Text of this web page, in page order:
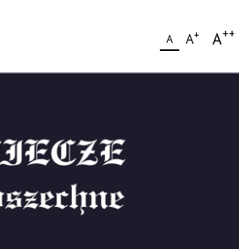
A A+ A++